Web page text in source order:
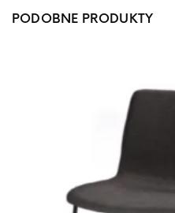
PODOBNE PRODUKTY